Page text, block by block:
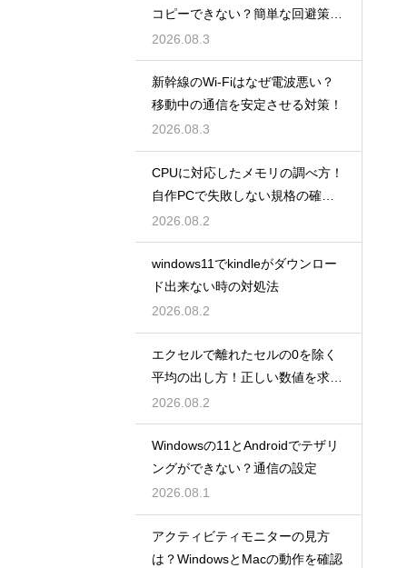
コピーできない？簡単な回避策を
解説
2026.08.3
新幹線のWi-Fiはなぜ電波悪い？
移動中の通信を安定させる対策！
2026.08.3
CPUに対応したメモリの調べ方！
自作PCで失敗しない規格の確認
手順
2026.08.2
windows11でkindleがダウンロー
ド出来ない時の対処法
2026.08.2
エクセルで離れたセルの0を除く
平均の出し方！正しい数値を求め
る！
2026.08.2
Windowsの11とAndroidでテザリ
ングができない？通信の設定
2026.08.1
アクティビティモニターの見方
は？WindowsとMacの動作を確認